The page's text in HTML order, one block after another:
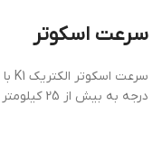
سرعت اسکوتر
درجه به بیش از 25 کیلومتر بر ساعت می رسد.